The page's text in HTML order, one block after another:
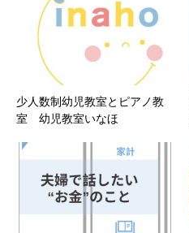
少人数制幼児教室とピアノ教
室 幼児教室いなほ